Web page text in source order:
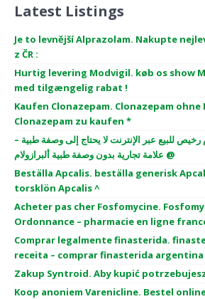
Latest Listings
Je to levnější Alprazolam. Nakupte
z ČR :
Hurtig levering Modvigil. køb os show
med tilgængelig rabat !
Kaufen Clonazepam. Clonazepam
Clonazepam zu kaufen *
رخيص للبيع عبر الإنترنت لا يحتاج إلى وصفة طبية –
علامة تجارية بدون وصفة طبية ألبرازولام @
Beställa Apcalis. beställa generisk
torsklön Apcalis ^
Acheter pas cher Fosfomycine.
Ordonnance – pharmacie en ligne
Comprar legalmente finasterida.
receita – comprar finasterida
Zakup Syntroid. Aby kupić
Koop anoniem Varenicline. Bestel